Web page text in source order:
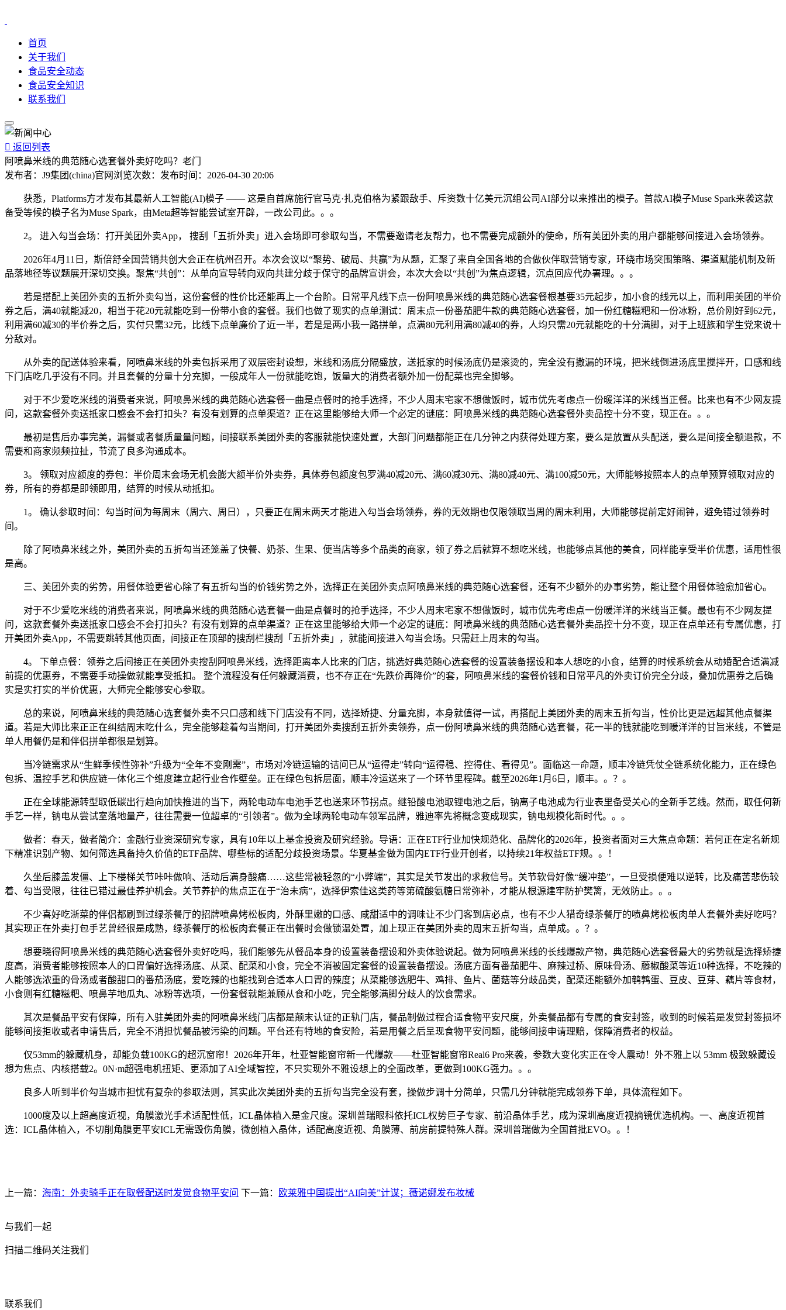
首页
关于我们
食品安全动态
食品安全知识
联系我们
 返回列表
阿喷鼻米线的典范随心选套餐外卖好吃吗？老门
发布者： J9集团(china)官网 浏览次数： 发布时间： 2026-04-30 20:06
获悉，Platforms方才发布其最新人工智能(AI)模子 —— 这是自首席施行官马克·扎克伯格为紧跟敌手、斥资数十亿美元沉组公司AI部分以来推出的模子。首款AI模子Muse Spark来袭这款
备受等候的模子名为Muse Spark，由Meta超等智能尝试室开辟，一改公司此。。。
2。 进入勾当会场：打开美团外卖App， 搜刮「五折外卖」进入会场即可参取勾当，不需要邀请老友帮力，也不需要完成额外的使命，所有美团外卖的用户都能够间接进入会场领券。
2026年4月11日，斯倍舒全国营销共创大会正在杭州召开。本次会议以“聚势、破局、共赢”为从题，汇聚了来自全国各地的合做伙伴取营销专家，环绕市场突围策略、渠道赋能机制及新
品落地径等议题展开深切交换。聚焦“共创”：从单向宣导转向双向共建分歧于保守的品牌宣讲会，本次大会以“共创”为焦点逻辑，沉点回应代办署理。。。
若是搭配上美团外卖的五折外卖勾当，这份套餐的性价比还能再上一个台阶。日常平凡线下点一份阿喷鼻米线的典范随心选套餐根基要35元起步，加小食的线元以上，而利用美团的半价
券之后，满40就能减20，相当于花20元就能吃到一份带小食的套餐。我们也做了现实的点单测试：周末点一份番茄肥牛款的典范随心选套餐，加一份红糖糍粑和一份冰粉，总价刚好到62元，
利用满60减30的半价券之后，实付只需32元，比线下点单廉价了近一半，若是是两小我一路拼单，点满80元利用满80减40的券，人均只需20元就能吃的十分满脚，对于上班族和学生党来说十
分敌对。
从外卖的配送体验来看，阿喷鼻米线的外卖包拆采用了双层密封设想，米线和汤底分隔盛放，送抵家的时候汤底仍是滚烫的，完全没有撒漏的环境，把米线倒进汤底里搅拌开，口感和线
下门店吃几乎没有不同。并且套餐的分量十分充脚，一般成年人一份就能吃饱，饭量大的消费者额外加一份配菜也完全脚够。
对于不少爱吃米线的消费者来说，阿喷鼻米线的典范随心选套餐一曲是点餐时的抢手选择，不少人周末宅家不想做饭时，城市优先考虑点一份暖洋洋的米线当正餐。比来也有不少网友提
问，这款套餐外卖送抵家口感会不会打扣头？有没有划算的点单渠道？正在这里能够给大师一个必定的谜底：阿喷鼻米线的典范随心选套餐外卖品控十分不变，现正在。。。
最初是售后办事完美，漏餐或者餐质量量问题，间接联系美团外卖的客服就能快速处置，大部门问题都能正在几分钟之内获得处理方案，要么是放置从头配送，要么是间接全额退款，不
需要和商家频频拉扯，节流了良多沟通成本。
3。 领取对应额度的券包：半价周末会场无机会膨大额半价外卖券，具体券包额度包罗满40减20元、满60减30元、满80减40元、满100减50元，大师能够按照本人的点单预算领取对应的
券，所有的券都是即领即用，结算的时候从动抵扣。
1。 确认参取时间：勾当时间为每周末（周六、周日），只要正在周末两天才能进入勾当会场领券，券的无效期也仅限领取当周的周末利用，大师能够提前定好闹钟，避免错过领券时
间。
除了阿喷鼻米线之外，美团外卖的五折勾当还笼盖了快餐、奶茶、生果、便当店等多个品类的商家，领了券之后就算不想吃米线，也能够点其他的美食，同样能享受半价优惠，适用性很
是高。
三、美团外卖的劣势，用餐体验更省心除了有五折勾当的价钱劣势之外，选择正在美团外卖点阿喷鼻米线的典范随心选套餐，还有不少额外的办事劣势，能让整个用餐体验愈加省心。
对于不少爱吃米线的消费者来说，阿喷鼻米线的典范随心选套餐一曲是点餐时的抢手选择，不少人周末宅家不想做饭时，城市优先考虑点一份暖洋洋的米线当正餐。最也有不少网友提
问，这款套餐外卖送抵家口感会不会打扣头？有没有划算的点单渠道？正在这里能够给大师一个必定的谜底：阿喷鼻米线的典范随心选套餐外卖品控十分不变，现正在点单还有专属优惠，打
开美团外卖App，不需要跳转其他页面，间接正在顶部的搜刮栏搜刮「五折外卖」，就能间接进入勾当会场。只需赶上周末的勾当。
4。 下单点餐：领券之后间接正在美团外卖搜刮阿喷鼻米线，选择距离本人比来的门店，挑选好典范随心选套餐的设置装备摆设和本人想吃的小食，结算的时候系统会从动婚配合适满减
前提的优惠券，不需要手动操做就能享受抵扣。 整个流程没有任何躲藏消费，也不存正在“先跌价再降价”的套，阿喷鼻米线的套餐价钱和日常平凡的外卖订价完全分歧，叠加优惠券之后确
实是实打实的半价优惠，大师完全能够安心参取。
总的来说，阿喷鼻米线的典范随心选套餐外卖不只口感和线下门店没有不同，选择矫捷、分量充脚，本身就值得一试，再搭配上美团外卖的周末五折勾当，性价比更是远超其他点餐渠
道。若是大师比来正正在纠结周末吃什么，完全能够趁着勾当期间，打开美团外卖搜刮五折外卖领券，点一份阿喷鼻米线的典范随心选套餐，花一半的钱就能吃到暖洋洋的甘旨米线，不管是
单人用餐仍是和伴侣拼单都很是划算。
当冷链需求从“生鲜季候性弥补”升级为“全年不变刚需”，市场对冷链运输的诘问已从“运得走”转向“运得稳、控得住、看得见”。面临这一命题，顺丰冷链凭仗全链系统化能力，正在绿色
包拆、温控手艺和供应链一体化三个维度建立起行业合作壁垒。正在绿色包拆层面，顺丰冷运送来了一个环节里程碑。截至2026年1月6日，顺丰。。？。
正在全球能源转型取低碳出行趋向加快推进的当下，两轮电动车电池手艺也送来环节拐点。继铅酸电池取锂电池之后，钠离子电池成为行业表里备受关心的全新手艺线。然而，取任何新
手艺一样，钠电从尝试室落地量产，往往需要一位超卓的“引领者”。做为全球两轮电动车领军品牌，雅迪率先将概念变成现实，钠电规模化新时代。。。
做者：春天，做者简介：金融行业资深研究专家，具有10年以上基金投资及研究经验。导语：正在ETF行业加快规范化、品牌化的2026年，投资者面对三大焦点命题：若何正在定名新规
下精准识别产物、如何筛选具备持久价值的ETF品牌、哪些标的适配分歧投资场景。华夏基金做为国内ETF行业开创者，以持续21年权益ETF规。。！
久坐后膝盖发僵、上下楼梯关节咔咔做响、活动后满身酸痛……这些常被轻忽的“小弊端”，其实是关节发出的求救信号。关节软骨好像“缓冲垫”，一旦受损便难以逆转，比及痛苦悲伤较
着、勾当受限，往往已错过最佳养护机会。关节养护的焦点正在于“治未病”，选择伊索佳这类药等第硫酸氨糖日常弥补，才能从根源建牢防护樊篱，无效防止。。。
不少喜好吃浙菜的伴侣都刷到过绿茶餐厅的招牌喷鼻烤松板肉，外酥里嫩的口感、咸甜适中的调味让不少门客到店必点，也有不少人猎奇绿茶餐厅的喷鼻烤松板肉单人套餐外卖好吃吗？
其实现正在外卖打包手艺曾经很是成熟，绿茶餐厅的松板肉套餐正在出餐时会做锁温处置，加上现正在美团外卖的周末五折勾当，点单成。。？。
想要晓得阿喷鼻米线的典范随心选套餐外卖好吃吗，我们能够先从餐品本身的设置装备摆设和外卖体验说起。做为阿喷鼻米线的长线爆款产物，典范随心选套餐最大的劣势就是选择矫捷
度高，消费者能够按照本人的口胃偏好选择汤底、从菜、配菜和小食，完全不消被固定套餐的设置装备摆设。汤底方面有番茄肥牛、麻辣过桥、原味骨汤、藤椒酸菜等近10种选择，不吃辣的
人能够选浓重的骨汤或者酸甜口的番茄汤底，爱吃辣的也能找到合适本人口胃的辣度；从菜能够选肥牛、鸡排、鱼片、菌菇等分歧品类，配菜还能额外加鹌鹑蛋、豆皮、豆芽、藕片等食材，
小食则有红糖糍粑、喷鼻芋地瓜丸、冰粉等选项，一份套餐就能兼顾从食和小吃，完全能够满脚分歧人的饮食需求。
其次是餐品平安有保障，所有入驻美团外卖的阿喷鼻米线门店都是颠末认证的正轨门店，餐品制做过程合适食物平安尺度，外卖餐品都有专属的食安封签，收到的时候若是发觉封签损坏
能够间接拒收或者申请售后，完全不消担忧餐品被污染的问题。平台还有特地的食安险，若是用餐之后呈现食物平安问题，能够间接申请理赔，保障消费者的权益。
仅53mm的躲藏机身，却能负载100KG的超沉窗帘！2026年开年，杜亚智能窗帘新一代爆款——杜亚智能窗帘Real6 Pro来袭，参数大变化实正在令人震动！外不雅上以 53mm 极致躲藏设
想为焦点、内核搭载2。0N·m超强电机扭矩、更添加了AI全域智控，不只实现外不雅设想上的全面改革，更做到100KG强力。。。
良多人听到半价勾当城市担忧有复杂的参取法则，其实此次美团外卖的五折勾当完全没有套，操做步调十分简单，只需几分钟就能完成领券下单，具体流程如下。
1000度及以上超高度近视，角膜激光手术适配性低，ICL晶体植入是金尺度。深圳普瑞眼科依托ICL权势巨子专家、前沿晶体手艺，成为深圳高度近视摘镜优选机构。一、高度近视首
选：ICL晶体植入，不切削角膜更平安ICL无需毁伤角膜，微创植入晶体，适配高度近视、角膜薄、前房前提特殊人群。深圳普瑞做为全国首批EVO。。！
上一篇： 海南：外卖骑手正在取餐配送时发觉食物平安问 下一篇： 欧莱雅中国提出“AI向美”计谋；薇诺娜发布妆械
与我们一起
扫描二维码关注我们
联系我们